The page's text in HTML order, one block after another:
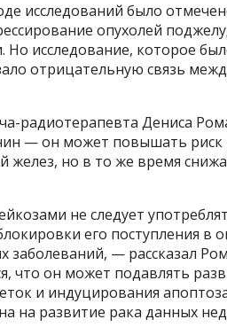
исследований было
опухолей
Но исследование, которое
отрицательную связь
радиотерапевта Дениса
— он может повышать риск
желез, но в то же время
не следует
его поступления в
заболеваний, — рассказал
что он может подавлять
и индуцирования
на развитие рака данных